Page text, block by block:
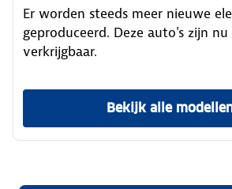
Er worden steeds meer nieuwe
geproduceerd. Deze auto's zijn
verkrijgbaar.
Bekijk alle